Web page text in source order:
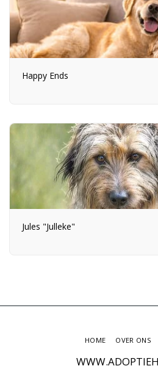
Happy Ends
Jules "Julleke"
HOME OVER ONS